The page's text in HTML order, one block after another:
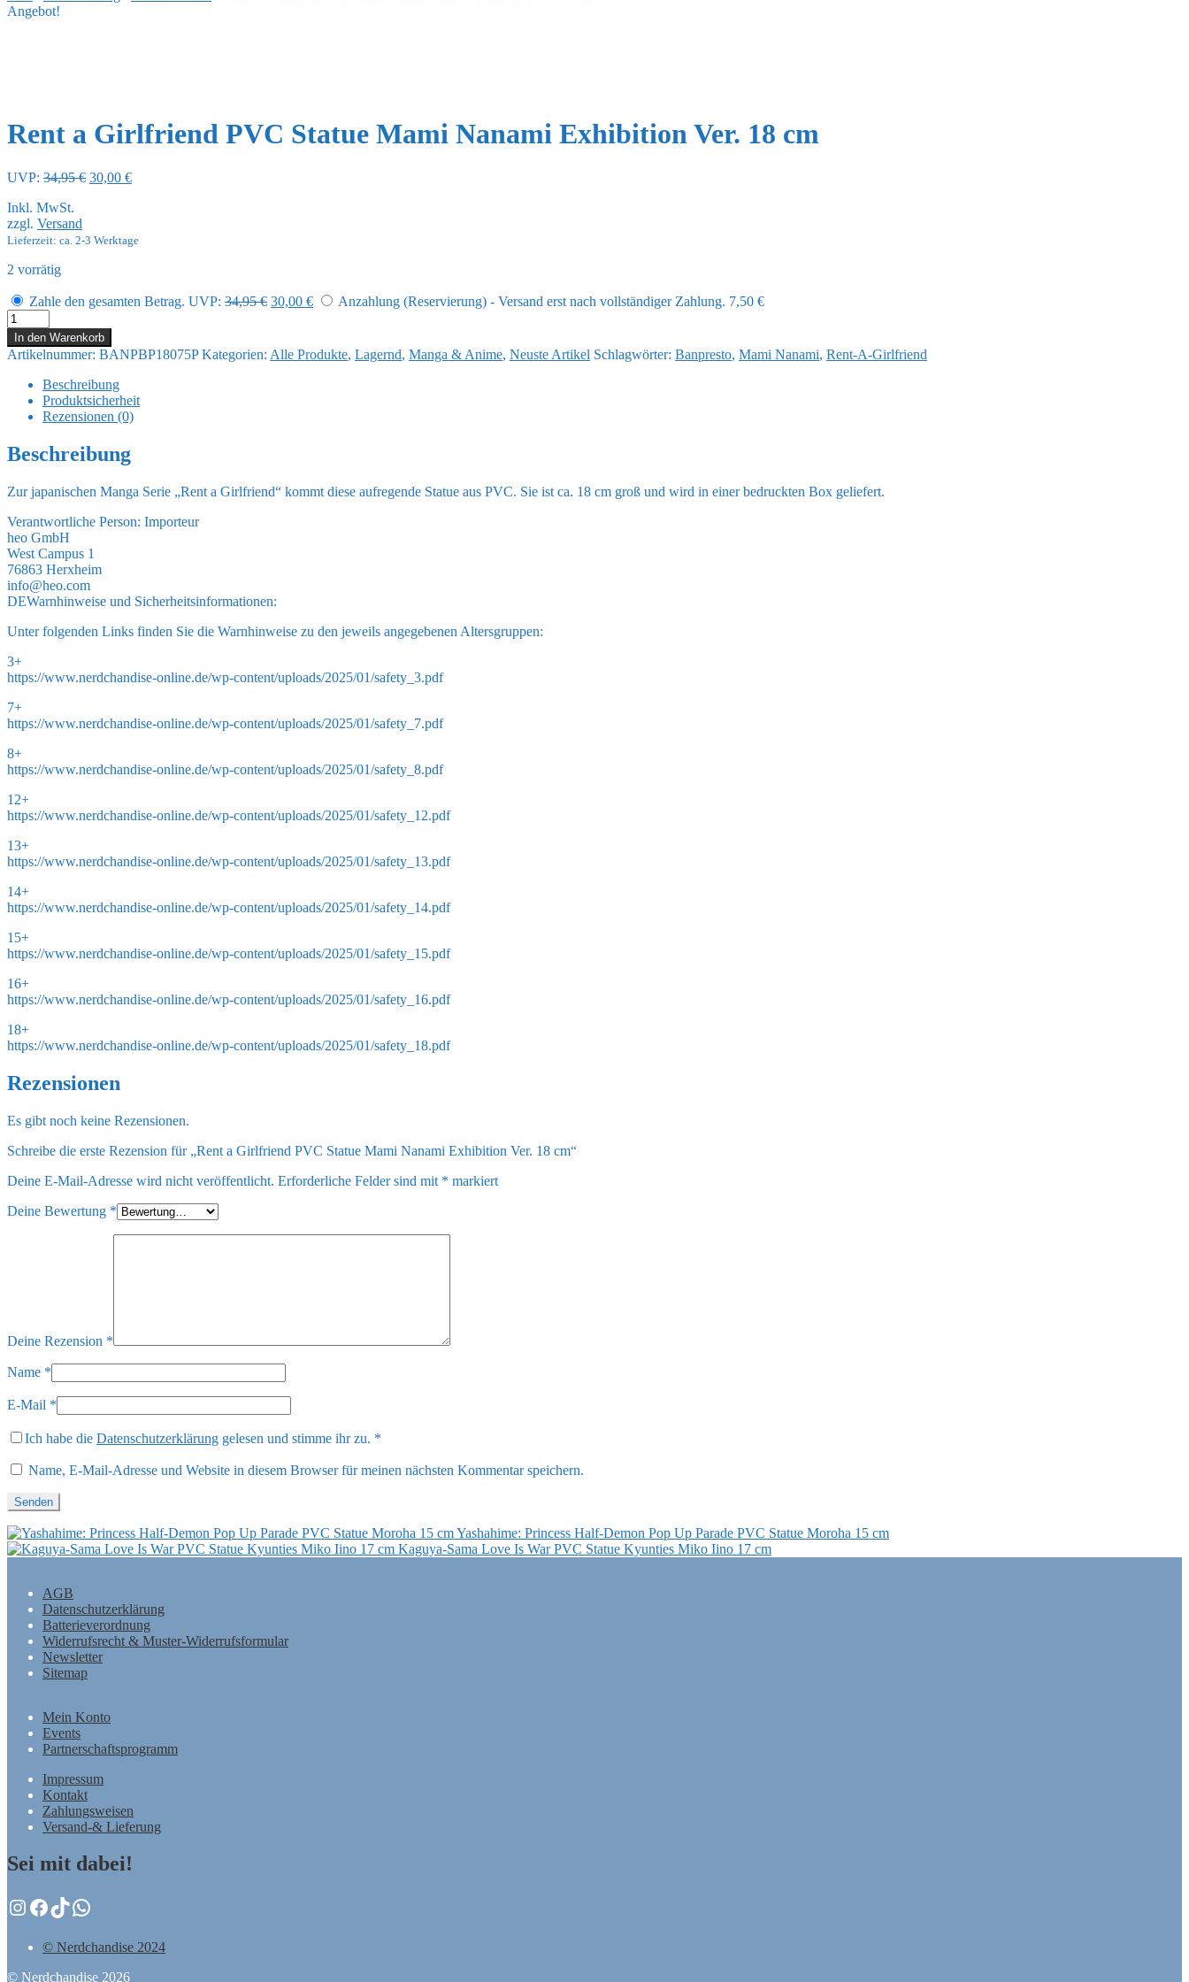
Angebot!
Rent a Girlfriend PVC Statue Mami Nanami Exhibition Ver. 18 cm
UVP: 34,95€ Ursprünglicher
30,00 €Aktueller
Inkl. MwSt.
zzgl. Versand
Lieferzeit: ca. 2-3 Werktage
2 vorrätig
Zahle den gesamten Betrag. UVP: 34,95€ Ursprünglicher
34,95 €
30,00 €Aktueller
30,00 €.
Anzahlung (Reservierung) - Versand erst nach vollständiger Zahlung. 7,50 €
Rent
a
Girlfriend
PVC
Statue
Mami
Nanami
Exhibition
Ver.
18
Menge
In den Warenkorb
Artikelnummer: BANPBP18075P Kategorien: Alle Produkte, Lagernd, Manga & Anime, Neuste Artikel Schlagwörter: Banpresto, Mami Nanami, Rent-A-Girlfriend
Beschreibung
Produktsicherheit
Rezensionen (0)
Beschreibung
Zur japanischen Manga Serie „Rent a Girlfriend“ kommt diese aufregende Statue aus PVC. Sie ist ca. 18 cm groß und wird in einer bedruckten Box geliefert.
Verantwortliche Person: Importeur
heo GmbH
West Campus 1
76863 Herxheim
info@heo.com
DEWarnhinweise und Sicherheitsinformationen:
Unter folgenden Links finden Sie die Warnhinweise zu den jeweils angegebenen Altersgruppen:
3+
https://www.nerdchandise-online.de/wp-content/uploads/2025/01/safety_3.pdf
7+
https://www.nerdchandise-online.de/wp-content/uploads/2025/01/safety_7.pdf
8+
https://www.nerdchandise-online.de/wp-content/uploads/2025/01/safety_8.pdf
12+
https://www.nerdchandise-online.de/wp-content/uploads/2025/01/safety_12.pdf
13+
https://www.nerdchandise-online.de/wp-content/uploads/2025/01/safety_13.pdf
14+
https://www.nerdchandise-online.de/wp-content/uploads/2025/01/safety_14.pdf
15+
https://www.nerdchandise-online.de/wp-content/uploads/2025/01/safety_15.pdf
16+
https://www.nerdchandise-online.de/wp-content/uploads/2025/01/safety_16.pdf
18+
https://www.nerdchandise-online.de/wp-content/uploads/2025/01/safety_18.pdf
Rezensionen
Es gibt noch keine Rezensionen.
Schreibe die erste Rezension für „Rent a Girlfriend PVC Statue Mami Nanami Exhibition Ver. 18 cm“
Deine E-Mail-Adresse wird nicht veröffentlicht. Erforderliche Felder sind mit * markiert
Deine Bewertung *
Deine Rezension *
Name *
E-Mail *
Ich habe die Datenschutzerklärung gelesen und stimme ihr zu. *
Name, E-Mail-Adresse und Website in diesem Browser für meinen nächsten Kommentar speichern.
Yashahime: Princess Half-Demon Pop Up Parade PVC Statue Moroha 15 cm
Kaguya-Sama Love Is War PVC Statue Kyunties Miko Iino 17 cm
AGB
Datenschutzerklärung
Batterieverordnung
Widerrufsrecht & Muster-Widerrufsformular
Newsletter
Sitemap
Mein Konto
Events
Partnerschaftsprogramm
Impressum
Kontakt
Zahlungsweisen
Versand-& Lieferung
Sei mit dabei!
Instagram
Facebook
TikTok
WhatsApp
© Nerdchandise 2024
© Nerdchandise 2026